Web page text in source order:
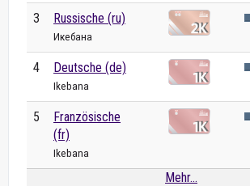
3 Russische (ru)
Икебана
4 Deutsche (de)
Ikebana
5
Französische
(fr)
Ikebana
Mehr...